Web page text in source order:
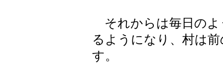
それからは毎日のよ
るようになり、村は
す。